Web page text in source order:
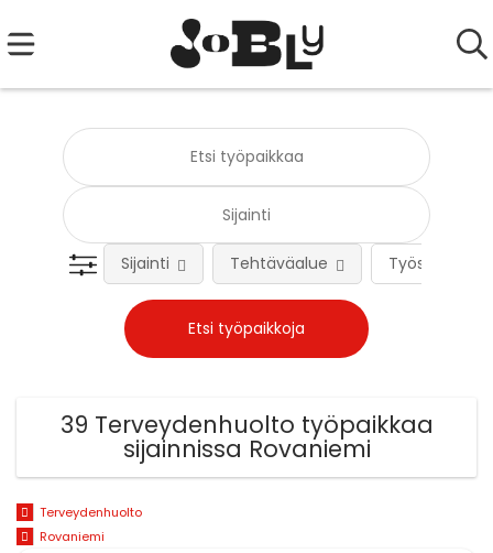
Työsuhteen
Sijainti Tehtäväalue
39 Terveydenhuolto työpaikkaa
sijainnissa Rovaniemi
Terveydenhuolto
Rovaniemi